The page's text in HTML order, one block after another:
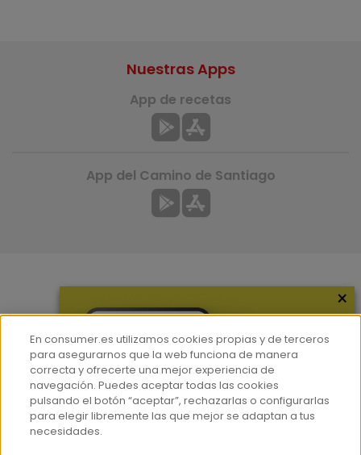
Hemeroteca
Contacto
Prensa
Corpus Lingüístico Consumer
Nuestras Apps
App de recetas
App del Camino de Santiago
×
En consumer.es utilizamos cookies propias y de terceros
para asegurarnos que la web funciona de manera
correcta y ofrecerte una mejor experiencia de
navegación. Puedes aceptar todas las cookies
pulsando el botón “aceptar”, rechazarlas o configurarlas
para elegir libremente las que mejor se adaptan a tus
necesidades.